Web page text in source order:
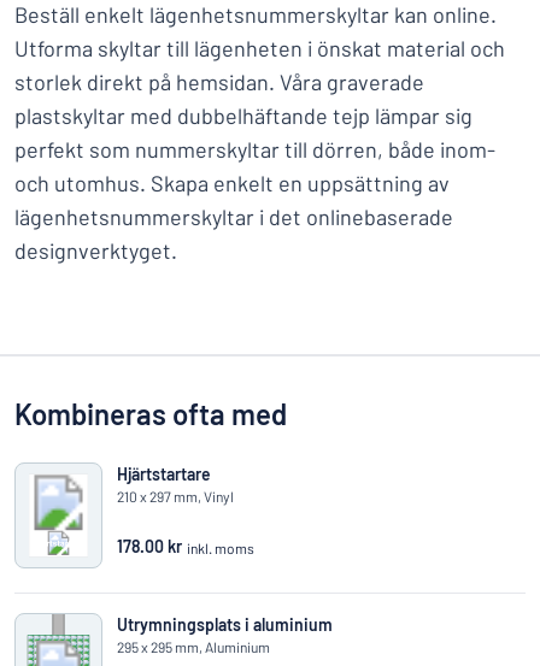
Beställ enkelt lägenhetsnummerskyltar kan online.
Utforma skyltar till lägenheten i önskat material och
storlek direkt på hemsidan. Våra graverade
plastskyltar med dubbelhäftande tejp lämpar sig
perfekt som nummerskyltar till dörren, både inom-
och utomhus. Skapa enkelt en uppsättning av
lägenhetsnummerskyltar i det onlinebaserade
designverktyget.
Kombineras ofta med
Hjärtstartare
210 x 297 mm, Vinyl
178.00 kr inkl. moms
Utrymningsplats i aluminium
295 x 295 mm, Aluminium